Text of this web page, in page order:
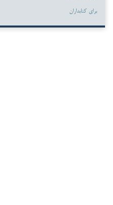
برای کتابداران